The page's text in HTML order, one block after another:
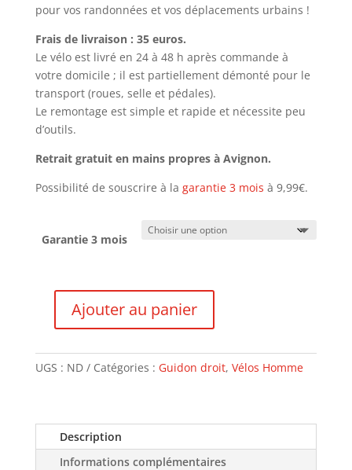
pour vos randonnées et vos déplacements urbains !
Frais de livraison : 35 euros.
Le vélo est livré en 24 à 48 h après commande à
votre domicile ; il est partiellement démonté pour le
transport (roues, selle et pédales).
Le remontage est simple et rapide et nécessite peu
d’outils.
Retrait gratuit en mains propres à Avignon.
Possibilité de souscrire à la garantie 3 mois à 9,99€.
Garantie 3 mois
quantité
Bonnefond
Ajouter au panier
UGS : ND Catégories : Guidon droit, Vélos Homme
Description
Informations complémentaires